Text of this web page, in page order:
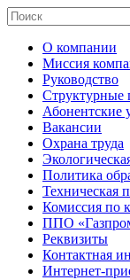
О компании
Миссия
Руководство
Структурные
Абонентские
Вакансии
Охрана труда
Политика
Техническая
Комиссия по
ППО
Реквизиты
Контактная
Интернет-